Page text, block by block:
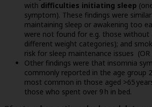
with difficulties initiating sleep
symptom). These findings were
maintaining sleep or awakening too
were not found for e.g. those without
different weight categories); and
risk for sleep maintenance issues (OR
Other findings were that insomnia
commonly reported in the age group
most common in those aged >65
those who spent over 9 h in bed.